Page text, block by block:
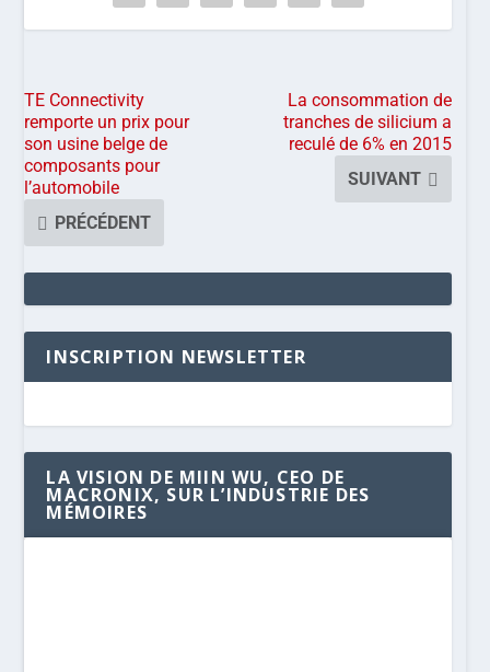
TE Connectivity
remporte un prix pour
son usine belge de
composants pour
l’automobile
PRÉCÉDENT
La consommation de
tranches de silicium a
reculé de 6% en 2015
SUIVANT
INSCRIPTION NEWSLETTER
LA VISION DE MIIN WU, CEO DE
MACRONIX, SUR L’INDUSTRIE DES
MÉMOIRES